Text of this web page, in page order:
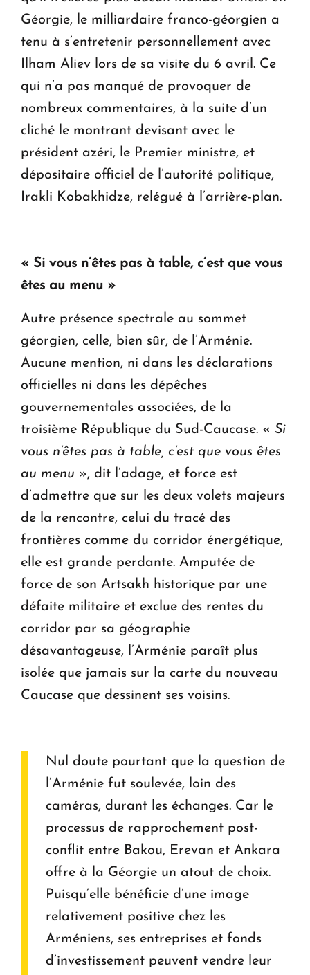
Géorgie, le milliardaire franco-géorgien a
tenu à s’entretenir personnellement avec
Ilham Aliev lors de sa visite du 6 avril. Ce
qui n’a pas manqué de provoquer de
nombreux commentaires, à la suite d’un
cliché le montrant devisant avec le
président azéri, le Premier ministre, et
dépositaire officiel de l’autorité politique,
Irakli Kobakhidze, relégué à l’arrière-plan.
« Si vous n’êtes pas à table, c’est que vous
êtes au menu »
Autre présence spectrale au sommet
géorgien, celle, bien sûr, de l’Arménie.
Aucune mention, ni dans les déclarations
officielles ni dans les dépêches
gouvernementales associées, de la
troisième République du Sud-Caucase. « Si
vous n’êtes pas à table, c’est que vous êtes
au menu », dit l’adage, et force est
d’admettre que sur les deux volets majeurs
de la rencontre, celui du tracé des
frontières comme du corridor énergétique,
elle est grande perdante. Amputée de
force de son Artsakh historique par une
défaite militaire et exclue des rentes du
corridor par sa géographie
désavantageuse, l’Arménie paraît plus
isolée que jamais sur la carte du nouveau
Caucase que dessinent ses voisins.
Nul doute pourtant que la question de
l’Arménie fut soulevée, loin des
caméras, durant les échanges. Car le
processus de rapprochement post-
conflit entre Bakou, Erevan et Ankara
offre à la Géorgie un atout de choix.
Puisqu’elle bénéficie d’une image
relativement positive chez les
Arméniens, ses entreprises et fonds
d’investissement peuvent vendre leur